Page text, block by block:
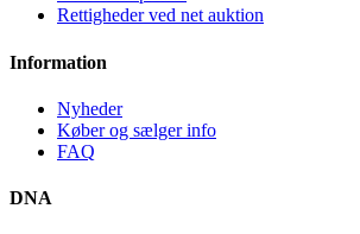
Rettigheder ved net auktion
Information
Nyheder
Køber og sælger info
FAQ
DNA